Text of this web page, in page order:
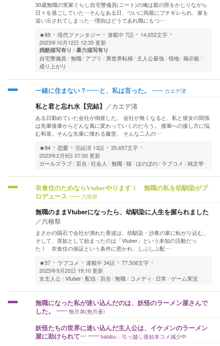
30歳無職の実家ぐらし自宅警備員(ニート)の俺は親の脛をかじりながら
日々を過ごしていた…そんなある日、ついに両親にブチギレられ、家を
追い出されてしまった…理由はどうであれ職にもつ…
★69
現代ファンタジー 連載中 7話
14,652文字
2023年10月12日 12:35 更新
残酷描写有り 暴力描写有り
自宅警備員 無職 アプリ 異世界転移 主人公最強 領地 掲示板
成り上がり
一緒に住まない？——と、私は言った。 カエデ渚
私と君と忘れ水【完結】 ／カエデ渚
ある日勤めていた会社が倒産した。 会社が無くなると、私と彼女の関係
は先輩後輩からどんな風に変わっていくのだろう。 後輩への接し方に悩
む和泉。そんな先輩に憧れる藤堂。 そんな二人の…
★84
恋愛 完結済 13話
35,657文字
2023年2月9日 07:00 更新
ガールズラブ 百合 社会人 無職 猫 ほのぼの ラブコメ 純文学
衣食住のためならVtuberやります！ 無職の私を幼馴染がプ
ロデュース
六格祭
無職のままVtuberになったら、幼馴染に人生を握られました
／六格祭
まさかの隕石で会社が潰れた香波は、幼馴染・沙夜の家に転がり込む。
そして、突如として始まったのは「Vtuber」という未知の活動だっ
た！ 衣食住の保証という条件に惹かれ、しぶしぶ配…
★57
ラブコメ 連載中 34話
77,508文字
2025年9月20日 19:10 更新
女主人公 Vtuber 配信 百合 無職 コメディ 日常 ゲーム実況
無職になった私が迷い込んだのは、妖怪のラーメン屋さんで
した。
無月弟(無月蒼)
妖怪たちの世界に迷い込んだ主人公は、イケメンのラーメン
屋に助けられて…
babibu：引っ越し後始末コメ減少中